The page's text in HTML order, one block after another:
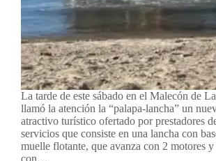
La tarde de este sábado en el Malecón de
llamó la atención la “palapa-lancha” un
atractivo turístico ofertado por prestadores
servicios que consiste en una lancha con
muelle flotante, que avanza con 2 motores y